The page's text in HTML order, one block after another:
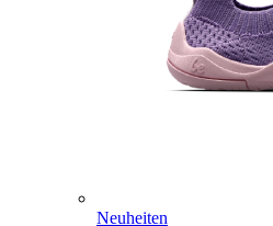
Neuheiten